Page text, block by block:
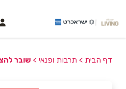
דף הבית > תרבות ופנאי > שובר